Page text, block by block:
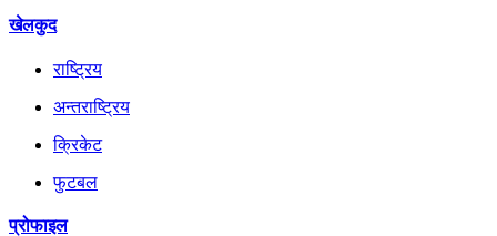
खेलकुद
राष्ट्रिय
अन्तराष्ट्रिय
क्रिकेट
फुटबल
प्रोफाइल